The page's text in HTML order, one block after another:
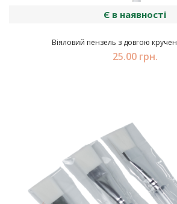
Є в наявності
Віяловий пензель з довгою
25.00 грн.